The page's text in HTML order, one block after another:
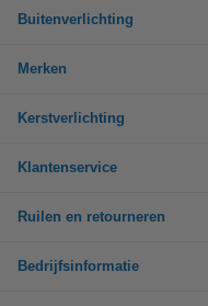
Buitenverlichting
Merken
Kerstverlichting
Klantenservice
Ruilen en retourneren
Bedrijfsinformatie